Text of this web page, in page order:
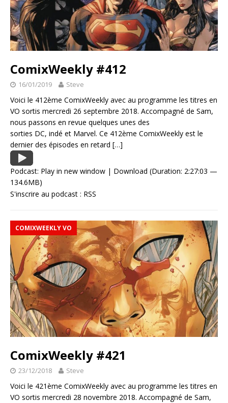
ComixWeekly #412
16/01/2019 Steve
Voici le 412ème ComixWeekly avec au programme les titres en
VO sortis mercredi 26 septembre 2018. Accompagné de Sam,
nous passons en revue quelques unes des
sorties DC, indé et Marvel. Ce 412ème ComixWeekly est le
dernier des épisodes en retard […]
Podcast: Play in new window | Download (Duration: 2:27:03 —
134.6MB)
S'inscrire au podcast : RSS
COMIXWEEKLY VO
ComixWeekly #421
23/12/2018 Steve
Voici le 421ème ComixWeekly avec au programme les titres en
VO sortis mercredi 28 novembre 2018. Accompagné de Sam,